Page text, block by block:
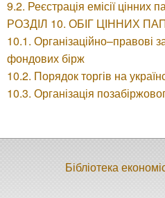
9.2. Реєстрація емісії цінних
РОЗДІЛ 10. ОБІГ ЦІННИХ
10.1. Організаційно–правові
фондових бірж
10.2. Порядок торгів на
10.3. Організація
Бібліотека